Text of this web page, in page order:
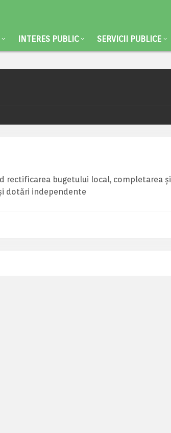
INTERES PUBLIC SERVICII PUBLICE
rectificarea bugetului local, completarea și
dotări independente